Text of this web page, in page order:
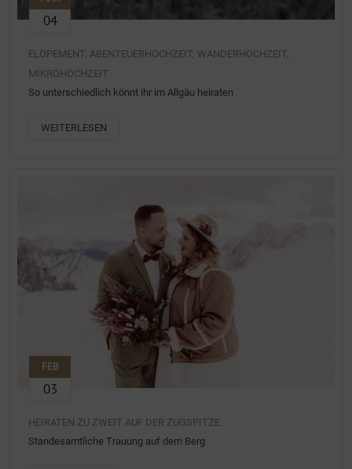
04
ELOPEMENT, ABENTEUERHOCHZEIT, WANDERHOCHZEIT,
MIKROHOCHZEIT
So unterschiedlich könnt ihr im Allgäu heiraten
WEITERLESEN
FEB
03
HEIRATEN ZU ZWEIT AUF DER ZUGSPITZE
Standesamtliche Trauung auf dem Berg